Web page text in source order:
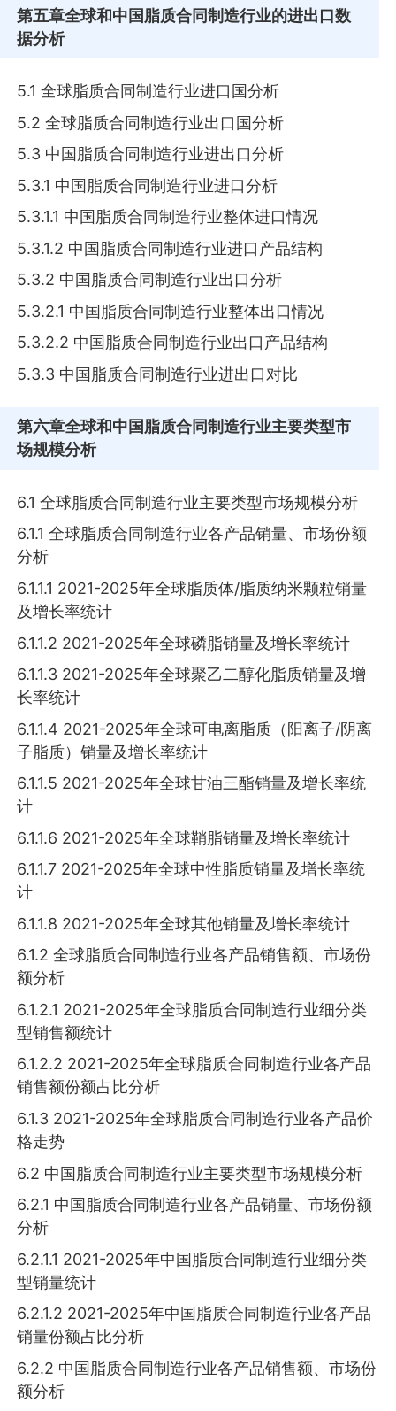
第五章全球和中国脂质合同制造行业的进出口数
据分析
5.1 全球脂质合同制造行业进口国分析
5.2 全球脂质合同制造行业出口国分析
5.3 中国脂质合同制造行业进出口分析
5.3.1 中国脂质合同制造行业进口分析
5.3.1.1 中国脂质合同制造行业整体进口情况
5.3.1.2 中国脂质合同制造行业进口产品结构
5.3.2 中国脂质合同制造行业出口分析
5.3.2.1 中国脂质合同制造行业整体出口情况
5.3.2.2 中国脂质合同制造行业出口产品结构
5.3.3 中国脂质合同制造行业进出口对比
第六章全球和中国脂质合同制造行业主要类型市
场规模分析
6.1 全球脂质合同制造行业主要类型市场规模分析
6.1.1 全球脂质合同制造行业各产品销量、市场份额
分析
6.1.1.1 2021-2025年全球脂质体/脂质纳米颗粒销量
及增长率统计
6.1.1.2 2021-2025年全球磷脂销量及增长率统计
6.1.1.3 2021-2025年全球聚乙二醇化脂质销量及增
长率统计
6.1.1.4 2021-2025年全球可电离脂质（阳离子/阴离
子脂质）销量及增长率统计
6.1.1.5 2021-2025年全球甘油三酯销量及增长率统
计
6.1.1.6 2021-2025年全球鞘脂销量及增长率统计
6.1.1.7 2021-2025年全球中性脂质销量及增长率统
计
6.1.1.8 2021-2025年全球其他销量及增长率统计
6.1.2 全球脂质合同制造行业各产品销售额、市场份
额分析
6.1.2.1 2021-2025年全球脂质合同制造行业细分类
型销售额统计
6.1.2.2 2021-2025年全球脂质合同制造行业各产品
销售额份额占比分析
6.1.3 2021-2025年全球脂质合同制造行业各产品价
格走势
6.2 中国脂质合同制造行业主要类型市场规模分析
6.2.1 中国脂质合同制造行业各产品销量、市场份额
分析
6.2.1.1 2021-2025年中国脂质合同制造行业细分类
型销量统计
6.2.1.2 2021-2025年中国脂质合同制造行业各产品
销量份额占比分析
6.2.2 中国脂质合同制造行业各产品销售额、市场份
额分析